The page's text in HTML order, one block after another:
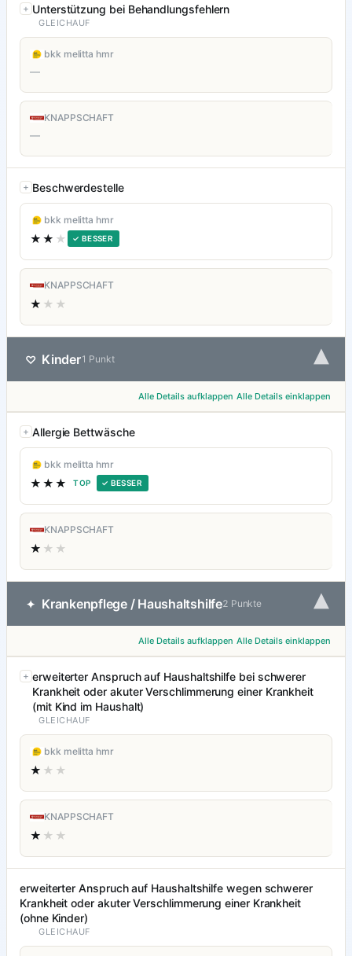
Unterstützung bei Behandlungsfehlern
GLEICHAUF
bkk melitta hmr
—
KNAPPSCHAFT
—
Beschwerdestelle
bkk melitta hmr
★★ ★ ✓ BESSER
KNAPPSCHAFT
★ ★★
♡ Kinder1 Punkt ▾
Alle Details aufklappen Alle Details einklappen
Allergie Bettwäsche
bkk melitta hmr
★★★ TOP ✓ BESSER
KNAPPSCHAFT
★ ★★
✦ Krankenpflege / Haushaltshilfe2 Punkte ▾
Alle Details aufklappen Alle Details einklappen
erweiterter Anspruch auf Haushaltshilfe bei schwerer
Krankheit oder akuter Verschlimmerung einer Krankheit
(mit Kind im Haushalt)
GLEICHAUF
bkk melitta hmr
★ ★★
KNAPPSCHAFT
★ ★★
erweiterter Anspruch auf Haushaltshilfe wegen schwerer
Krankheit oder akuter Verschlimmerung einer Krankheit
(ohne Kinder)
GLEICHAUF